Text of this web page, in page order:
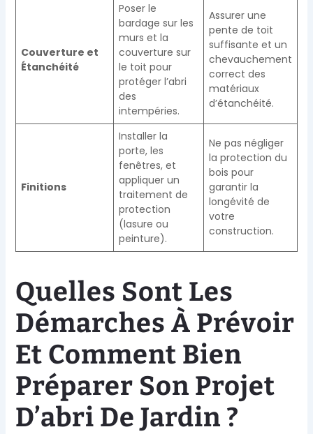
Couverture et
Étanchéité
Poser le
bardage sur les
murs et la
couverture sur
le toit pour
protéger l’abri
des
intempéries.
Assurer une
pente de toit
suffisante et un
chevauchement
correct des
matériaux
d’étanchéité.
Finitions
Installer la
porte, les
fenêtres, et
appliquer un
traitement de
protection
(lasure ou
peinture).
Ne pas négliger
la protection du
bois pour
garantir la
longévité de
votre
construction.
Quelles Sont Les
Démarches À Prévoir
Et Comment Bien
Préparer Son Projet
D’abri De Jardin ?